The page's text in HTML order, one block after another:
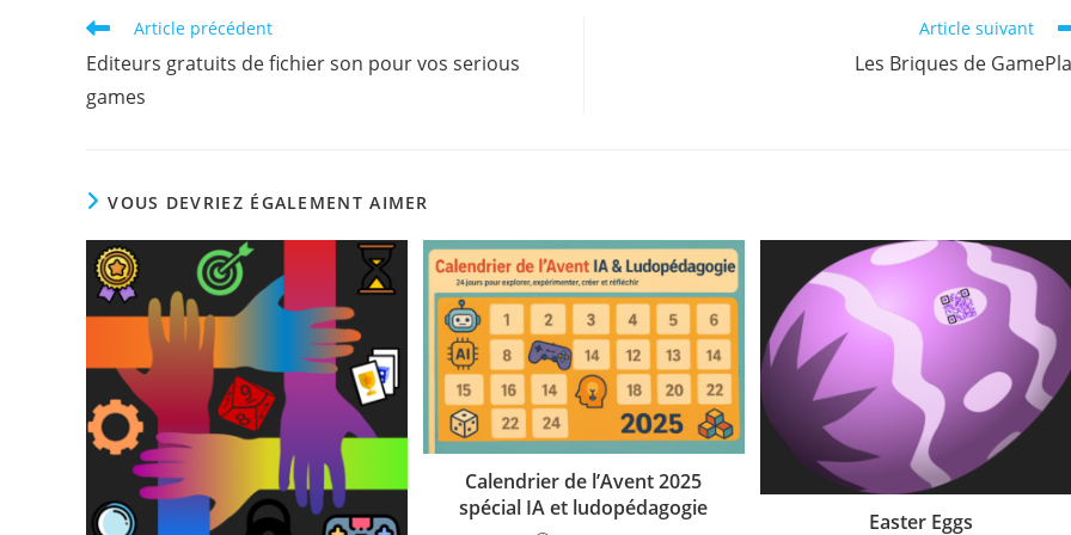
Read
articles
Article précédent
Editeurs gratuits de fichier son pour vos serious
games
Article suivant
Les Briques de
VOUS DEVRIEZ ÉGALEMENT AIMER
Calendrier de l’Avent 2025
spécial IA et ludopédagogie
Easter Eggs